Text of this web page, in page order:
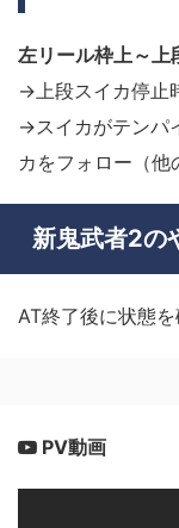
左リール枠上～
→上段スイカ停止
→スイカがテンパ
カをフォロー（他
新鬼武者2の
AT終了後に状態を
PV動画